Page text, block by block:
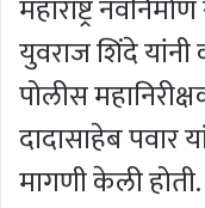
महाराष्ट्र
युवराज शिंदे यांनी
पोलीस
दादासाहेब पवार
मागणी केली होती.